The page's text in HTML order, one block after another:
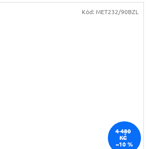
4 480
KČ
–10 %
Kód: MET232/90BZL